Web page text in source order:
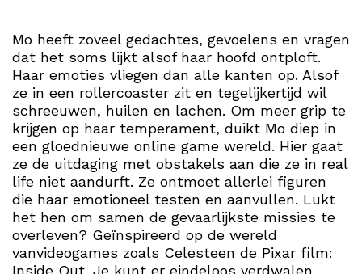
Mo heeft zoveel gedachtes, gevoelens en vragen
dat het soms lijkt alsof haar hoofd ontploft.
Haar emoties vliegen dan alle kanten op. Alsof
ze in een rollercoaster zit en tegelijkertijd wil
schreeuwen, huilen en lachen. Om meer grip te
krijgen op haar temperament, duikt Mo diep in
een gloednieuwe online game wereld. Hier gaat
ze de uitdaging met obstakels aan die ze in real
life niet aandurft. Ze ontmoet allerlei figuren
die haar emotioneel testen en aanvullen. Lukt
het hen om samen de gevaarlijkste missies te
overleven? Geïnspireerd op de wereld
vanvideogames zoals Celesteen de Pixar film: